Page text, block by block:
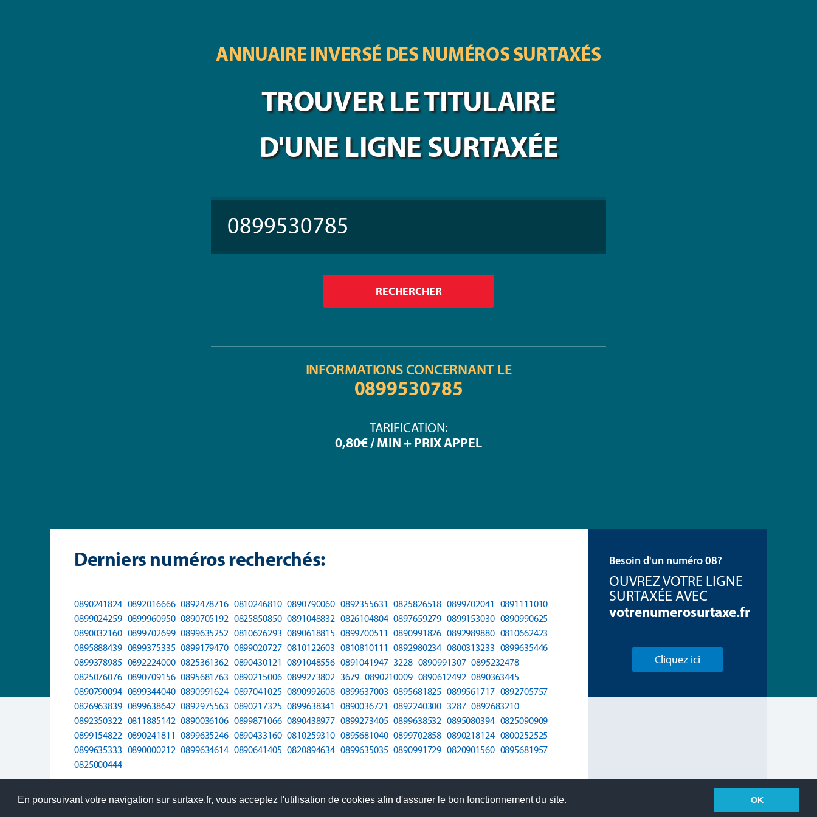
En poursuivant votre navigation sur surtaxe.fr, vous acceptez l'utilisation de cookies afin d'assurer le bon fonctionnement du site. OK
ANNUAIRE INVERSÉ DES NUMÉROS SURTAXÉS
TROUVER LE TITULAIRE
D'UNE LIGNE SURTAXÉE
INFORMATIONS CONCERNANT LE
0899530785
TARIFICATION:
0,80€ / MIN + PRIX APPEL
Derniers numéros recherchés:
0890241824 0892016666 0892478716 0810246810 0890790060 0892355631 0825826518 0899702041 0891111010
0899024259 0899960950 0890705192 0825850850 0891048832 0826104804 0897659279 0899153030 0890990625
0890032160 0899702699 0899635252 0810626293 0890618815 0899700511 0890991826 0892989880 0810662423
0895888439 0899375335 0899179470 0899020727 0810122603 0810810111 0892980234 0800313233 0899635446
0899378985 0892224000 0825361362 0890430121 0891048556 0891041947 3228 0890991307 0895232478
0825076076 0890709156 0895681763 0890215006 0899273802 3679 0890210009 0890612492 0890363445
0890790094 0899344040 0890991624 0897041025 0890992608 0899637003 0895681825 0899561717 0892705757
0826963839 0899638642 0892975563 0890217325 0899638341 0890036721 0892240300 3287 0892683210
0892350322 0811885142 0890036106 0899871066 0890438977 0899273405 0899638532 0895080394 0825090909
0899154822 0890241811 0899635246 0890433160 0810259310 0895681040 0899702858 0890218124 0800252525
0899635333 0890000212 0899634614 0890641405 0820894634 0899635035 0890991729 0820901560 0895681957
0825000444
Besoin d'un numéro 08?
OUVREZ VOTRE LIGNE
SURTAXÉE AVEC
votrenumerosurtaxe.fr
Cliquez ici